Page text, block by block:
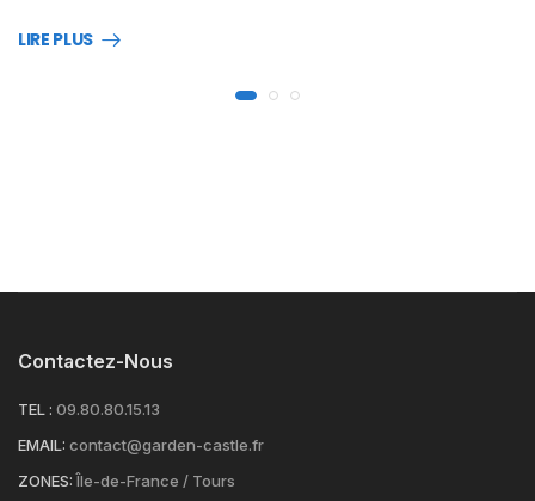
LIRE PLUS
Contactez-Nous
TEL : 09.80.80.15.13
EMAIL: contact@garden-castle.fr
ZONES: Île-de-France / Tours